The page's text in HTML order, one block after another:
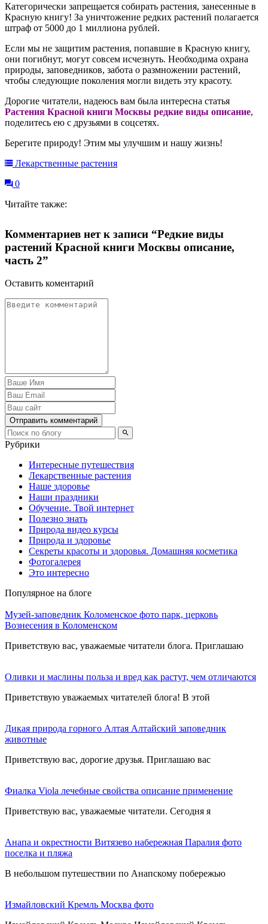
Категорически запрещается собирать растения, занесенные в
Красную книгу! За уничтожение редких растений полагается
штраф от 5000 до 1 миллиона рублей.
Если мы не защитим растения, попавшие в Красную книгу,
они погибнут, могут совсем исчезнуть. Необходима охрана
природы, заповедников, забота о размножении растений,
чтобы следующие поколения могли видеть эту красоту.
Дорогие читатели, надеюсь вам была интересна статья
Растения Красной книги Москвы редкие виды описание,
поделитесь ею с друзьями в соцсетях.
Берегите природу! Этим мы улучшим и нашу жизнь!
Лекарственные растения
0
Читайте также:
Комментариев нет к записи “Редкие виды
растений Красной книги Москвы описание,
часть 2”
Оставить коментарий
Отправить комментарий
Рубрики
Интересные путешествия
Лекарственные растения
Наше здоровье
Наши праздники
Обучение. Твой интернет
Полезно знать
Природа видео курсы
Природа и здоровье
Секреты красоты и здоровья. Домашняя косметика
Фотогалерея
Это интересно
Популярное на блоге
Музей-заповедник Коломенское фото парк, церковь
Вознесения в Коломенском
Приветствую вас, уважаемые читатели блога. Приглашаю
Оливки и маслины польза и вред как растут, чем отличаются
Приветствую уважаемых читателей блога! В этой
Дикая природа горного Алтая Алтайский заповедник
животные
Приветствую вас, дорогие друзья. Приглашаю вас
Фиалка Viola лечебные свойства описание применение
Приветствую вас, уважаемые читатели. Сегодня я
Анапа и окрестности Витязево набережная Паралия фото
поселка и пляжа
В небольшом путешествии по Анапскому побережью
Измайловский Кремль Москва фото